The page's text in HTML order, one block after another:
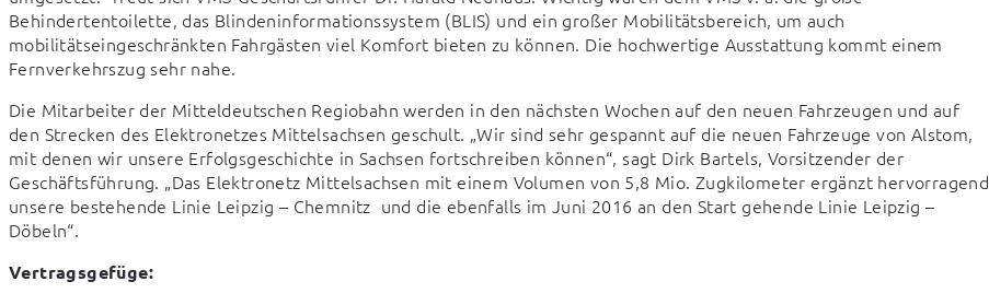
Behindertentoilette, das Blindeninformationssystem (BLIS) und ein großer Mobilitätsbereich, um auch
mobilitätseingeschränkten Fahrgästen viel Komfort bieten zu können. Die hochwertige Ausstattung kommt einem
Fernverkehrszug sehr nahe.
Die Mitarbeiter der Mitteldeutschen Regiobahn werden in den nächsten Wochen auf den neuen Fahrzeugen und auf
den Strecken des Elektronetzes Mittelsachsen geschult. „Wir sind sehr gespannt auf die neuen Fahrzeuge von Alstom,
mit denen wir unsere Erfolgsgeschichte in Sachsen fortschreiben können“, sagt Dirk Bartels, Vorsitzender der
Geschäftsführung. „Das Elektronetz Mittelsachsen mit einem Volumen von 5,8 Mio. Zugkilometer ergänzt hervorragend
unsere bestehende Linie Leipzig – Chemnitz  und die ebenfalls im Juni 2016 an den Start gehende Linie Leipzig –
Döbeln“.
Vertragsgefüge: